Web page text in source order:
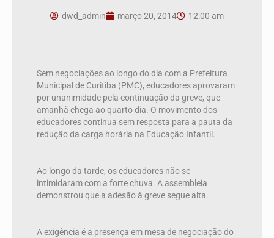
dwd_admin março 20, 2014 12:00 am
Sem negociações ao longo do dia com a Prefeitura
Municipal de Curitiba (PMC), educadores aprovaram
por unanimidade pela continuação da greve, que
amanhã chega ao quarto dia. O movimento dos
educadores continua sem resposta para a pauta da
redução da carga horária na Educação Infantil.
Ao longo da tarde, os educadores não se
intimidaram com a forte chuva. A assembleia
demonstrou que a adesão à greve segue alta.
A exigência é a presença em mesa de negociação do